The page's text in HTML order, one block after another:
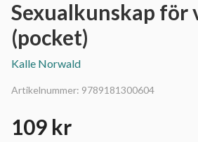
Sexualkunskap för
(pocket)
Kalle Norwald
Artikelnummer: 9789181300604
109 kr